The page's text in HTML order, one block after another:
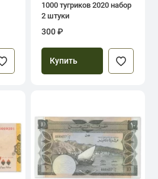
1000 тугриков 2020 набор
2 штуки
300 ₽
Купить